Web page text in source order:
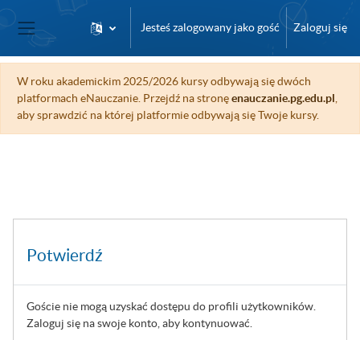
Przejdź do głównej zawartości
Panel boczny
Jesteś zalogowany jako gość Zaloguj się
W roku akademickim 2025/2026 kursy odbywają się dwóch
platformach eNauczanie. Przejdź na stronęenauczanie.pg.edu.pl
aby sprawdzić na której platformie odbywają się Twoje kursy.
Potwierdź
Goście nie mogą uzyskać dostępu do profili użytkowników.
Zaloguj się na swoje konto, aby kontynuować.